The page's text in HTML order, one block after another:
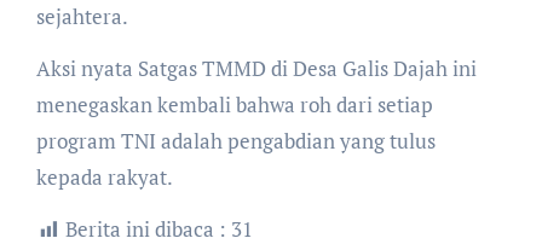
sejahtera.
​Aksi nyata Satgas TMMD di Desa Galis Dajah ini
menegaskan kembali bahwa roh dari setiap
program TNI adalah pengabdian yang tulus
kepada rakyat.
Berita ini dibaca : 31